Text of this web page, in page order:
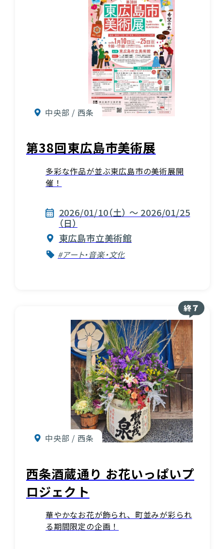
中央部 / 西条
第38回東広島市美術展
多彩な作品が並ぶ東広島市の美術展開
催！
2026/01/10（土） ～ 2026/01/25
（日）
東広島市立美術館
#アート・音楽・文化
中央部 / 西条
西条酒蔵通り お花いっぱいプ
ロジェクト
華やかなお花が飾られ、町並みが彩られ
る期間限定の企画！
その他注目コンテンツ
お知らせ
酒蔵営業時間
交通アクセス
観光ガイド案内
年間イベント
花の開花状況
よくある質問
観光マップダウンロード
観光に関するお問い合わせ
イベント情報掲載申込フォーム